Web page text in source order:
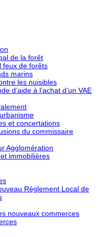
de la forêt
feux de forêts
marins
les nuisibles
d’aide à l’achat d’un VAE
et concertations
du commissaire
Agglomération
immobilières
Règlement Local de
nouveaux commerces